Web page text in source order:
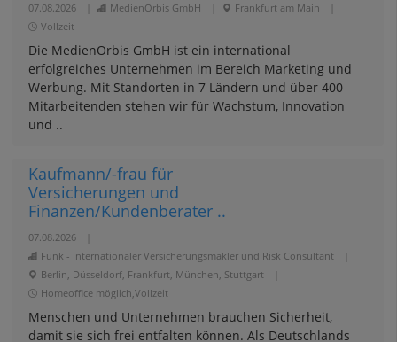
07.08.2026 MedienOrbis GmbH Frankfurt am Main
Vollzeit
Die MedienOrbis GmbH ist ein international
erfolgreiches Unternehmen im Bereich Marketing und
Werbung. Mit Standorten in 7 Ländern und über 400
Mitarbeitenden stehen wir für Wachstum, Innovation
und ..
Kaufmann/-frau für
Versicherungen und
Finanzen/Kundenberater ..
07.08.2026
Funk - Internationaler Versicherungsmakler und Risk Consultant
Berlin, Düsseldorf, Frankfurt, München, Stuttgart
Homeoffice möglich,Vollzeit
Menschen und Unternehmen brauchen Sicherheit,
damit sie sich frei entfalten können. Als Deutschlands